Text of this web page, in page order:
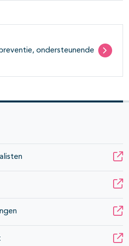
ondersteunende